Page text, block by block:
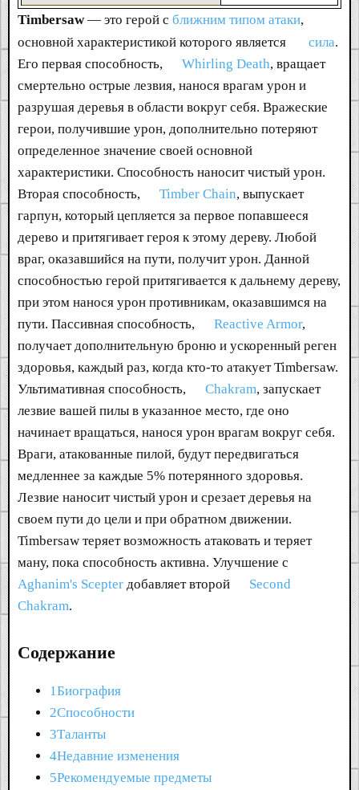
Timbersaw— это герой с ближним типом атаки,
основной характеристикой которого является
сила.
Его первая способность,
Whirling Death, вращает
смертельно острые лезвия, нанося врагам урон и
разрушая деревья в области вокруг себя. Вражеские
герои, получившие урон, дополнительно потеряют
определенное значение своей основной
характеристики. Способность наносит чистый урон.
Вторая способность,
Timber Chain, выпускает
гарпун, который цепляется за первое попавшееся
дерево и притягивает героя к этому дереву. Любой
враг, оказавшийся на пути, получит урон. Данной
способностью герой притягивается к дальнему дереву,
при этом нанося урон противникам, оказавшимся на
пути. Пассивная способность,
Reactive Armor,
получает дополнительную броню и ускоренный реген
здоровья, каждый раз, когда кто-то атакует Timbersaw.
Ультимативная способность,
Chakram, запускает
лезвие вашей пилы в указанное место, где оно
начинает вращаться, нанося урон врагам вокруг себя.
Враги, атакованные пилой, будут передвигаться
медленнее за каждые 5% потерянного здоровья.
Лезвие наносит чистый урон и срезает деревья на
своем пути до цели и при обратном движении.
Timbersaw теряет возможность атаковать и теряет
ману, пока способность активна. Улучшение с
Aghanim's Scepter добавляет второй
Second
Chakram.
Содержание
1Биография
2Способности
3Таланты
4Недавние изменения
5Рекомендуемые предметы